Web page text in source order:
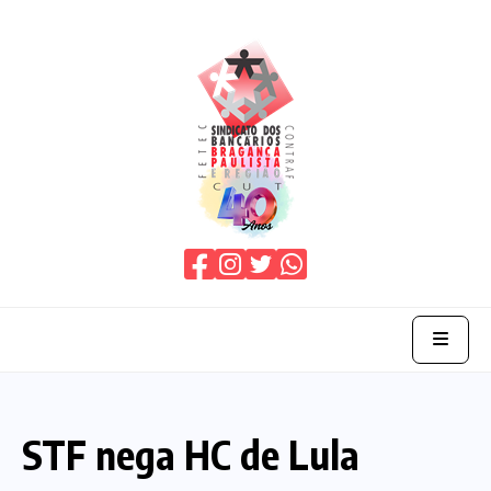
O Sindicato
STF nega HC de Lula